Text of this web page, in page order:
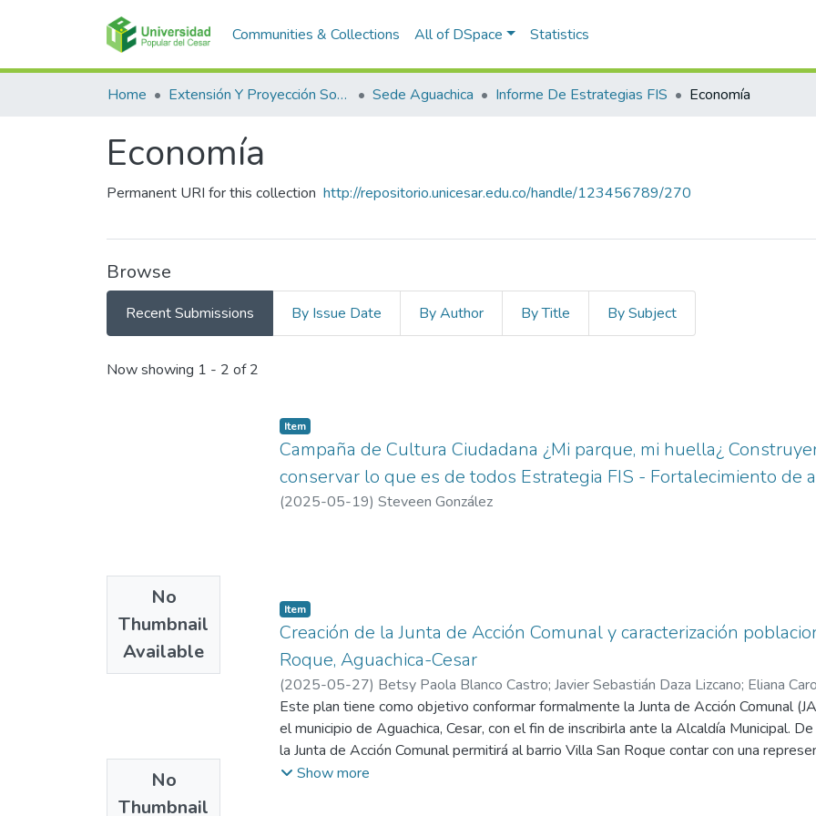
Communities & Collections All of DSpace Statistics
Home Extensión Y Proyección Social Sede Aguachica Informe De Estrategias FIS Economía
Economía
Permanent URI for this collection http://repositorio.unicesar.edu.co/handle/123456789/270
Browse
Recent Submissions By Issue Date By Author By Title By Subject
Recent Submissions
Now showing 1 - 2 of 2
No
Thumbnail
Available
Item
Campaña de Cultura Ciudadana ¿Mi parque, mi huella¿
conservar lo que es de todos Estrategia FIS - Fortalecimiento de
(2025-05-19) Steveen González
No
Thumbnail
Item
Creación de la Junta de Acción Comunal y caracterización
Roque, Aguachica-Cesar
(2025-05-27) Betsy Paola Blanco Castro; Javier Sebastián Daza Lizcano; Eliana
Este plan tiene como objetivo conformar formalmente la Junta de Acción Comunal
el municipio de Aguachica, Cesar, con el fin de inscribirla ante la Alcaldía Municipal.
la Junta de Acción Comunal permitirá al barrio Villa San Roque contar con una
brindará la posibilidad de participar en convocatorias de inversión comunitaria y
Show more